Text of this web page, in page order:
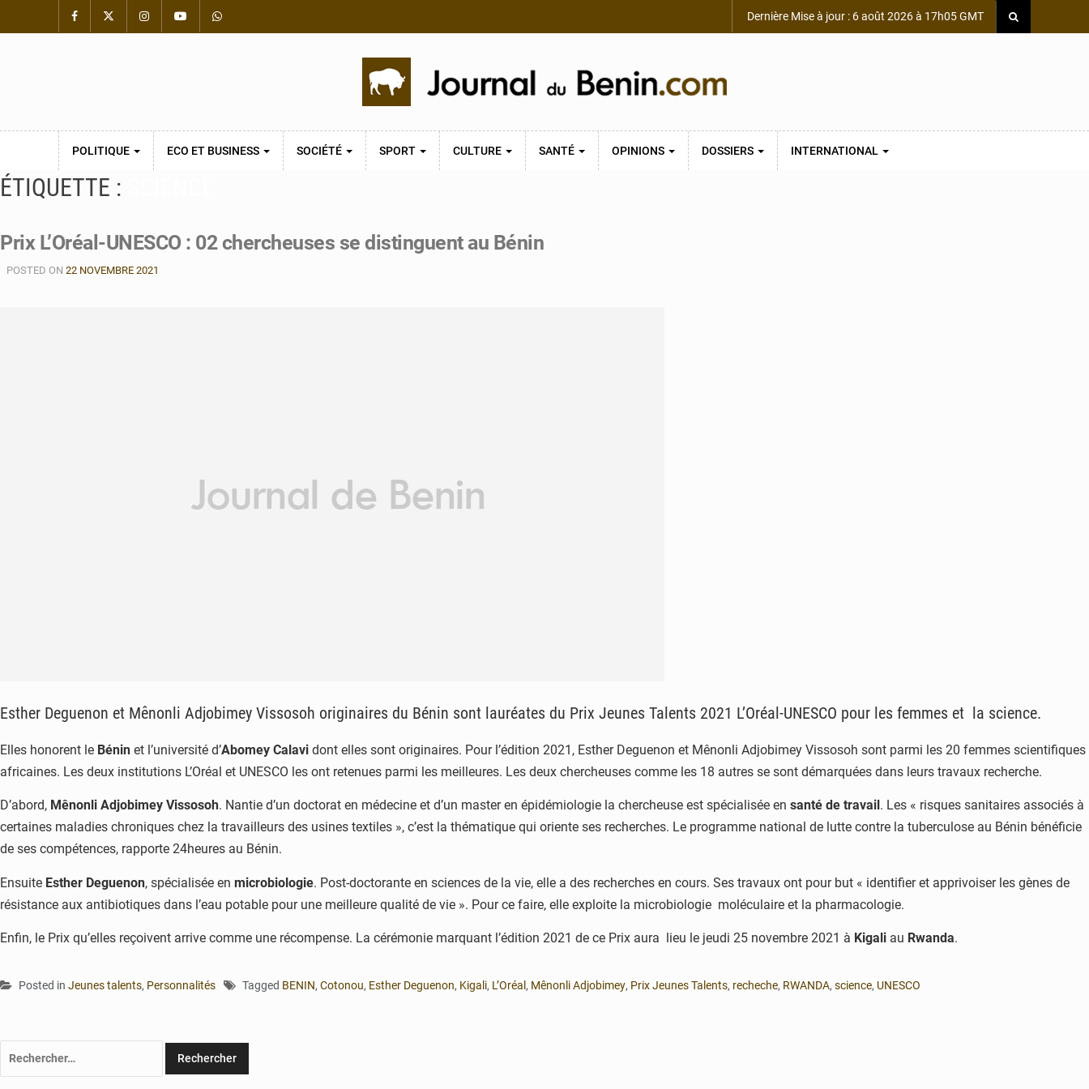
Dernière Mise à jour : 6 août 2026 à 17h05 GMT
POLITIQUE ECO ET BUSINESS SOCIÉTÉ SPORT CULTURE SANTÉ OPINIONS DOSSIERS INTERNATIONAL
ÉTIQUETTE :
Prix L’Oréal-UNESCO : 02 chercheuses se distinguent au Bénin
POSTED ON 22 NOVEMBRE 2021
Esther Deguenon et Mênonli Adjobimey Vissosoh originaires du Bénin sont lauréates du Prix Jeunes Talents 2021 L’Oréal-UNESCO pour les femmes et la science.
Elles honorent le Bénin et l’université d’Abomey Calavi dont elles sont originaires. Pour l’édition 2021, Esther Deguenon et Mênonli Adjobimey Vissosoh sont parmi les 20 femmes scientifiques
africaines. Les deux institutions L’Oréal et UNESCO les ont retenues parmi les meilleures. Les deux chercheuses comme les 18 autres se sont démarquées dans leurs travaux recherche.
D’abord, Mênonli Adjobimey Vissosoh. Nantie d’un doctorat en médecine et d’un master en épidémiologie la chercheuse est spécialisée en santé de travail . Les « risques sanitaires associés à
certaines maladies chroniques chez la travailleurs des usines textiles », c’est la thématique qui oriente ses recherches. Le programme national de lutte contre la tuberculose au Bénin bénéficie
de ses compétences, rapporte 24heures au Bénin.
Ensuite Esther Deguenon, spécialisée en microbiologie. Post-doctorante en sciences de la vie, elle a des recherches en cours. Ses travaux ont pour but « identifier et apprivoiser les gènes de
résistance aux antibiotiques dans l’eau potable pour une meilleure qualité de vie ». Pour ce faire, elle exploite la microbiologie moléculaire et la pharmacologie.
Enfin, le Prix qu’elles reçoivent arrive comme une récompense. La cérémonie marquant l’édition 2021 de ce Prix aura lieu le jeudi 25 novembre 2021 à Kigali au Rwanda.
Posted in Jeunes talents, Personnalités Tagged BENIN, Cotonou, Esther Deguenon, Kigali, L’Oréal, Mênonli Adjobimey, Prix Jeunes Talents, recheche, RWANDA, science, UNESCO